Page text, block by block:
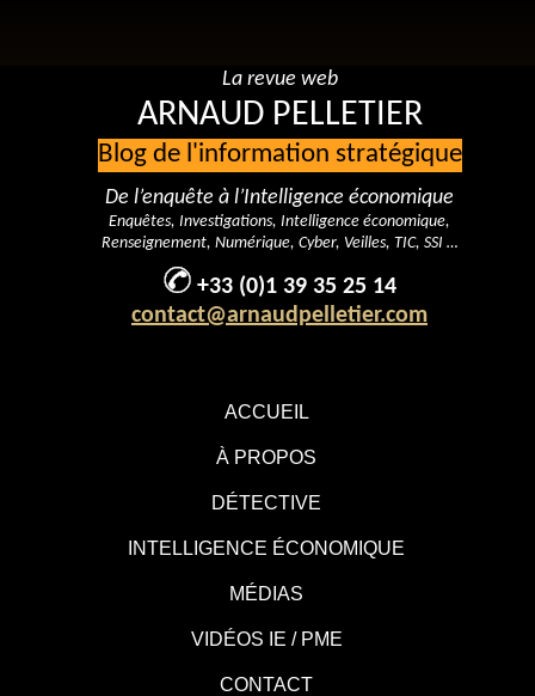
ACCUEIL
À PROPOS
DÉTECTIVE
INTELLIGENCE ÉCONOMIQUE
MÉDIAS
VIDÉOS IE / PME
CONTACT
La revue web
ARNAUD PELLETIER
Blog de l'information stratégique
De l’enquête à l’Intelligence économique
Enquêtes, Investigations, Intelligence économique,
Renseignement, Numérique, Cyber, Veilles, TIC, SSI …
+33 (0)1 39 35 25 14
contact@arnaudpelletier.com